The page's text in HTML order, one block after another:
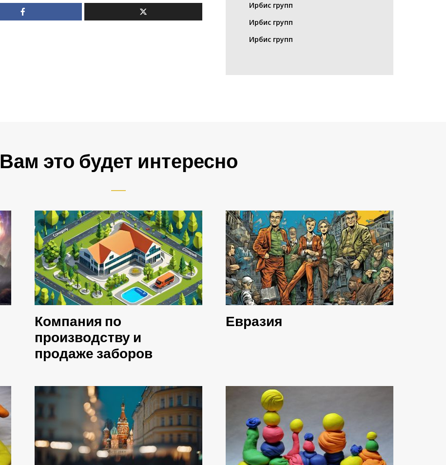
Ирбис групп
Ирбис групп
Ирбис групп
Вам это будет интересно
Компания по
производству и
продаже заборов
Евразия